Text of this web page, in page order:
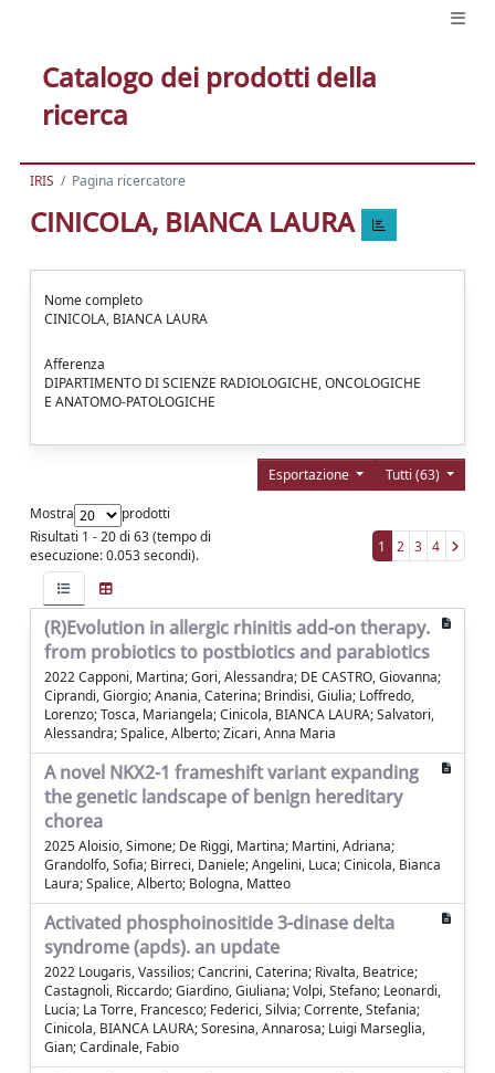
Catalogo dei prodotti della
ricerca
IRIS Pagina ricercatore
CINICOLA, BIANCA LAURA
Nome completo
CINICOLA, BIANCA LAURA
Afferenza
DIPARTIMENTO DI SCIENZE RADIOLOGICHE, ONCOLOGICHE
E ANATOMO-PATOLOGICHE
Tutti (63)
Esportazione
Mostra
prodotti
Risultati 1 - 20 di 63 (tempo di
esecuzione: 0.053 secondi).
1 2 3 4
(R)Evolution in allergic rhinitis add-on therapy.
from probiotics to postbiotics and parabiotics
2022 Capponi, Martina; Gori, Alessandra; DE CASTRO, Giovanna;
Ciprandi, Giorgio; Anania, Caterina; Brindisi, Giulia; Loffredo,
Lorenzo; Tosca, Mariangela; Cinicola, BIANCA LAURA; Salvatori,
Alessandra; Spalice, Alberto; Zicari, Anna Maria
A novel NKX2-1 frameshift variant expanding
the genetic landscape of benign hereditary
chorea
2025 Aloisio, Simone; De Riggi, Martina; Martini, Adriana;
Grandolfo, Sofia; Birreci, Daniele; Angelini, Luca; Cinicola, Bianca
Laura; Spalice, Alberto; Bologna, Matteo
Activated phosphoinositide 3-dinase delta
syndrome (apds). an update
2022 Lougaris, Vassilios; Cancrini, Caterina; Rivalta, Beatrice;
Castagnoli, Riccardo; Giardino, Giuliana; Volpi, Stefano; Leonardi,
Lucia; La Torre, Francesco; Federici, Silvia; Corrente, Stefania;
Cinicola, BIANCA LAURA; Soresina, Annarosa; Luigi Marseglia,
Gian; Cardinale, Fabio